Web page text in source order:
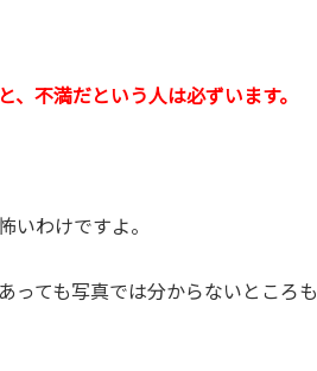
不満だという人は必ずいます。
いわけですよ。
っても写真では分からないところも